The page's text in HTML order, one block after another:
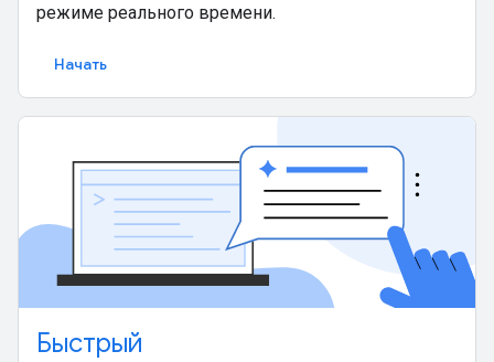
режиме реального времени.
Начать
Быстрый